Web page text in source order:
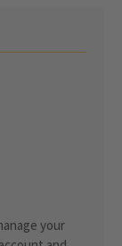
your